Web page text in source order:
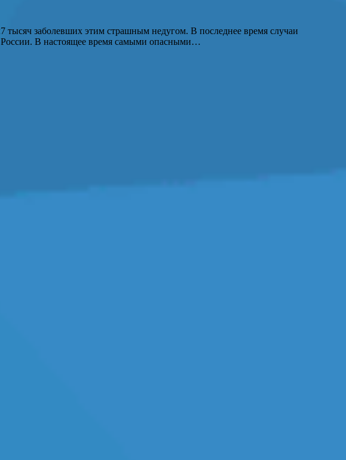
тысяч заболевших этим страшным недугом. В последнее время случаи
России. В настоящее время самыми опасными…